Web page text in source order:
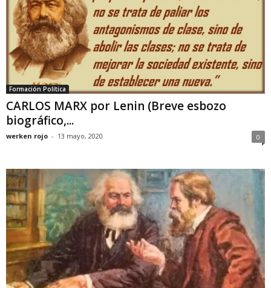
Formación Política
CARLOS MARX por Lenin (Breve esbozo
biográfico,...
werken rojo - 13 mayo, 2020 0